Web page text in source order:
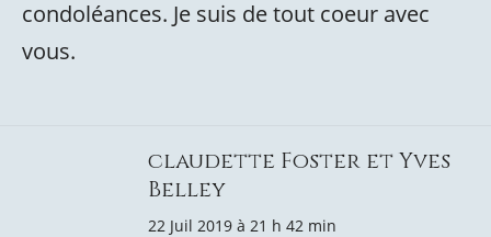
condoléances. Je suis de tout coeur avec
vous.
claudette Foster et Yves
Belley
22 Juil 2019 à 21 h 42 min